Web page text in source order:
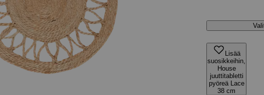
Lisää
suosikkeihin,
House
juuttitabletti
pyöreä Lace
38 cm